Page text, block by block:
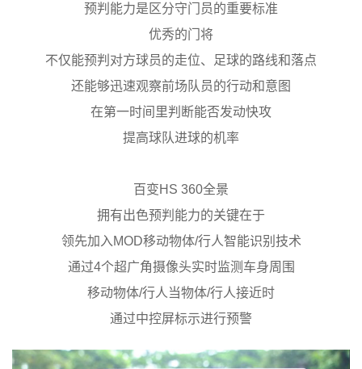
预判能力是区分守门员的重要标准
优秀的门将
不仅能预判对方球员的走位、足球的路线和落点
还能够迅速观察前场队员的行动和意图
在第一时间里判断能否发动快攻
提高球队进球的机率
百变HS 360全景
拥有出色预判能力的关键在于
领先加入MOD移动物体/行人智能识别技术
通过4个超广角摄像头实时监测车身周围
移动物体/行人当物体/行人接近时
通过中控屏标示进行预警